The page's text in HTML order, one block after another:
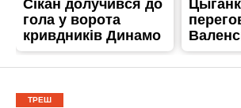
ТРЕШ